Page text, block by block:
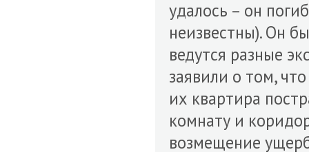
удалось – он
неизвестны). Он
ведутся разные
заявили о том,
их квартира
комнату и
возмещение